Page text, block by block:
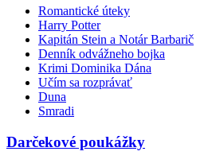
Romantické úteky
Harry Potter
Kapitán Stein a Notár Barbarič
Denník odvážneho bojka
Krimi Dominika Dána
Učím sa rozprávať
Duna
Smradi
Darčekové poukážky